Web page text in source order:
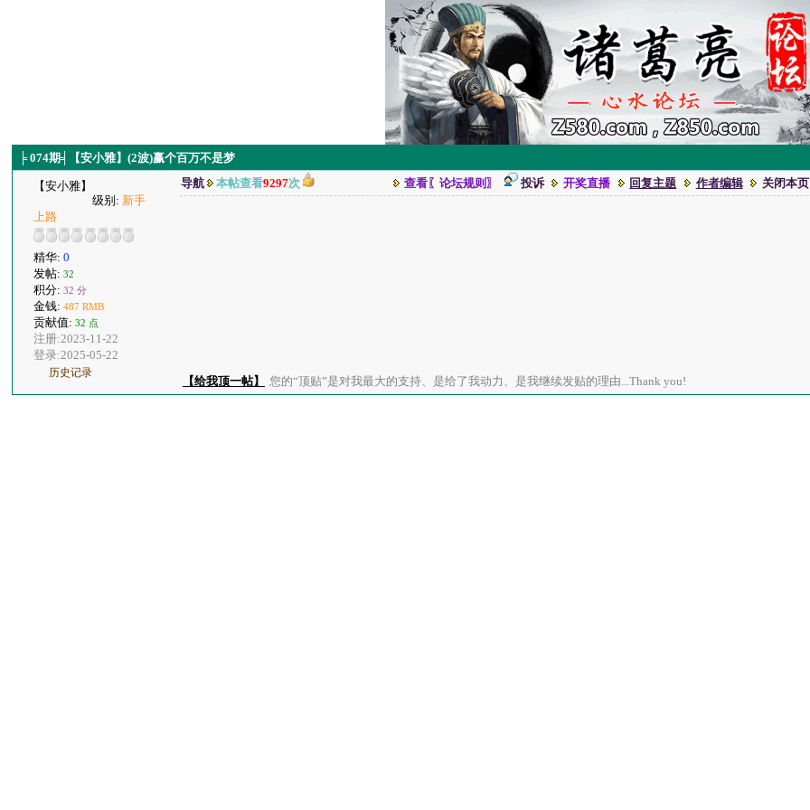
╞ 074期╡【安小雅】(2波)赢个百万不是梦
【安小雅】
级别: 新手
上路
精华:0
发帖:32
积分:32 分
金钱:487 RMB
贡献值:32 点
注册:2023-11-22
登录:2025-05-22
历史记录
导航 本帖查看9297次 查看〖论坛规则〗 投诉 开奖直播 回复主题 作者编辑 关闭本页
【给我顶一帖】 您的“顶贴”是对我最大的支持、是给了我动力、是我继续发贴的理由...Thank you!